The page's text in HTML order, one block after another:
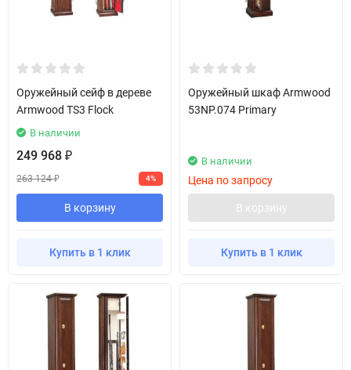
Оружейный сейф в дереве
Armwood TS3 Flock
В наличии
249 968 ₽
263 124₽ 4%
В корзину
Купить в 1 клик
Оружейный шкаф Armwood
53NP.074 Primary
В наличии
Цена по запросу
В корзину
Купить в 1 клик